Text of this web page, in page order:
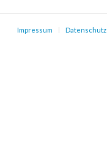
Impressum Datenschutz